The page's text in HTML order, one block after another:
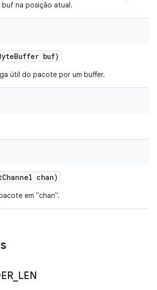
buf na posição atual.
Buffer buf)
útil do pacote por um buffer.
Channel chan)
em "chan".
_ LEN